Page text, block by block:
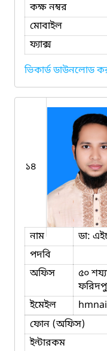
কক্ষ নম্বর
মোবাইল
ফ্যাক্স
ভিকার্ড ডাউনলোড
১৪
নাম
ডা:
পদবি
অফিস
৫০
ইমেইল
ফোন (অফিস)
ইন্টারকম